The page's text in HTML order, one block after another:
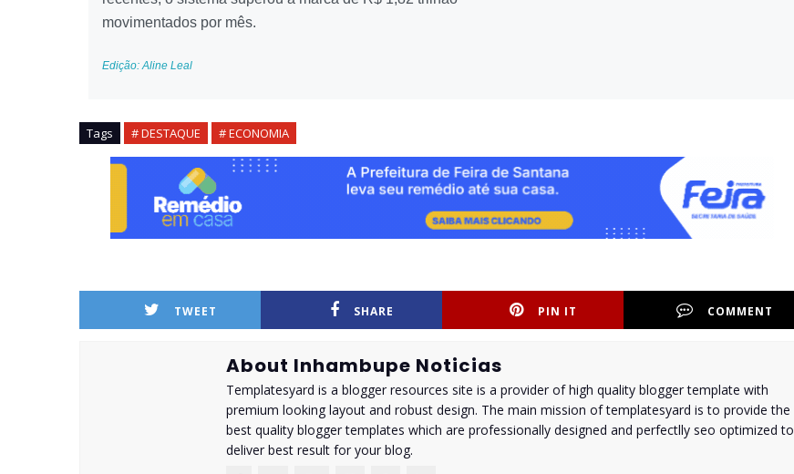
movimentados por mês.
Edição: Aline Leal
Tags # DESTAQUE # ECONOMIA
TWEET SHARE PIN IT COMMENT
About Inhambupe Noticias
Templatesyard is a blogger resources site is a provider of high quality blogger template with
premium looking layout and robust design. The main mission of templatesyard is to provide the
best quality blogger templates which are professionally designed and perfectlly seo optimized to
deliver best result for your blog.